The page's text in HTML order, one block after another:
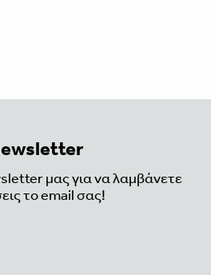
μας για να λαμβάνετε
το email σας!